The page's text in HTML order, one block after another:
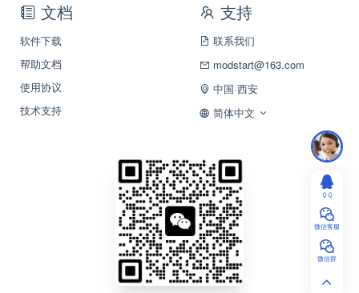
文档
软件下载
帮助文档
使用协议
技术支持
支持
联系我们
modstart@163.com
中国·西安
简体中文
ＱＱ
微信客服
微信群